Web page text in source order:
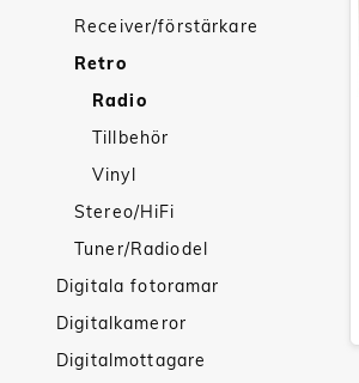
Receiver/förstärkare
Retro
Radio
Tillbehör
Vinyl
Stereo/HiFi
Tuner/Radiodel
Digitala fotoramar
Digitalkameror
Digitalmottagare